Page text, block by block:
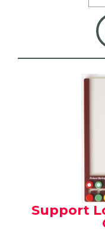
Support